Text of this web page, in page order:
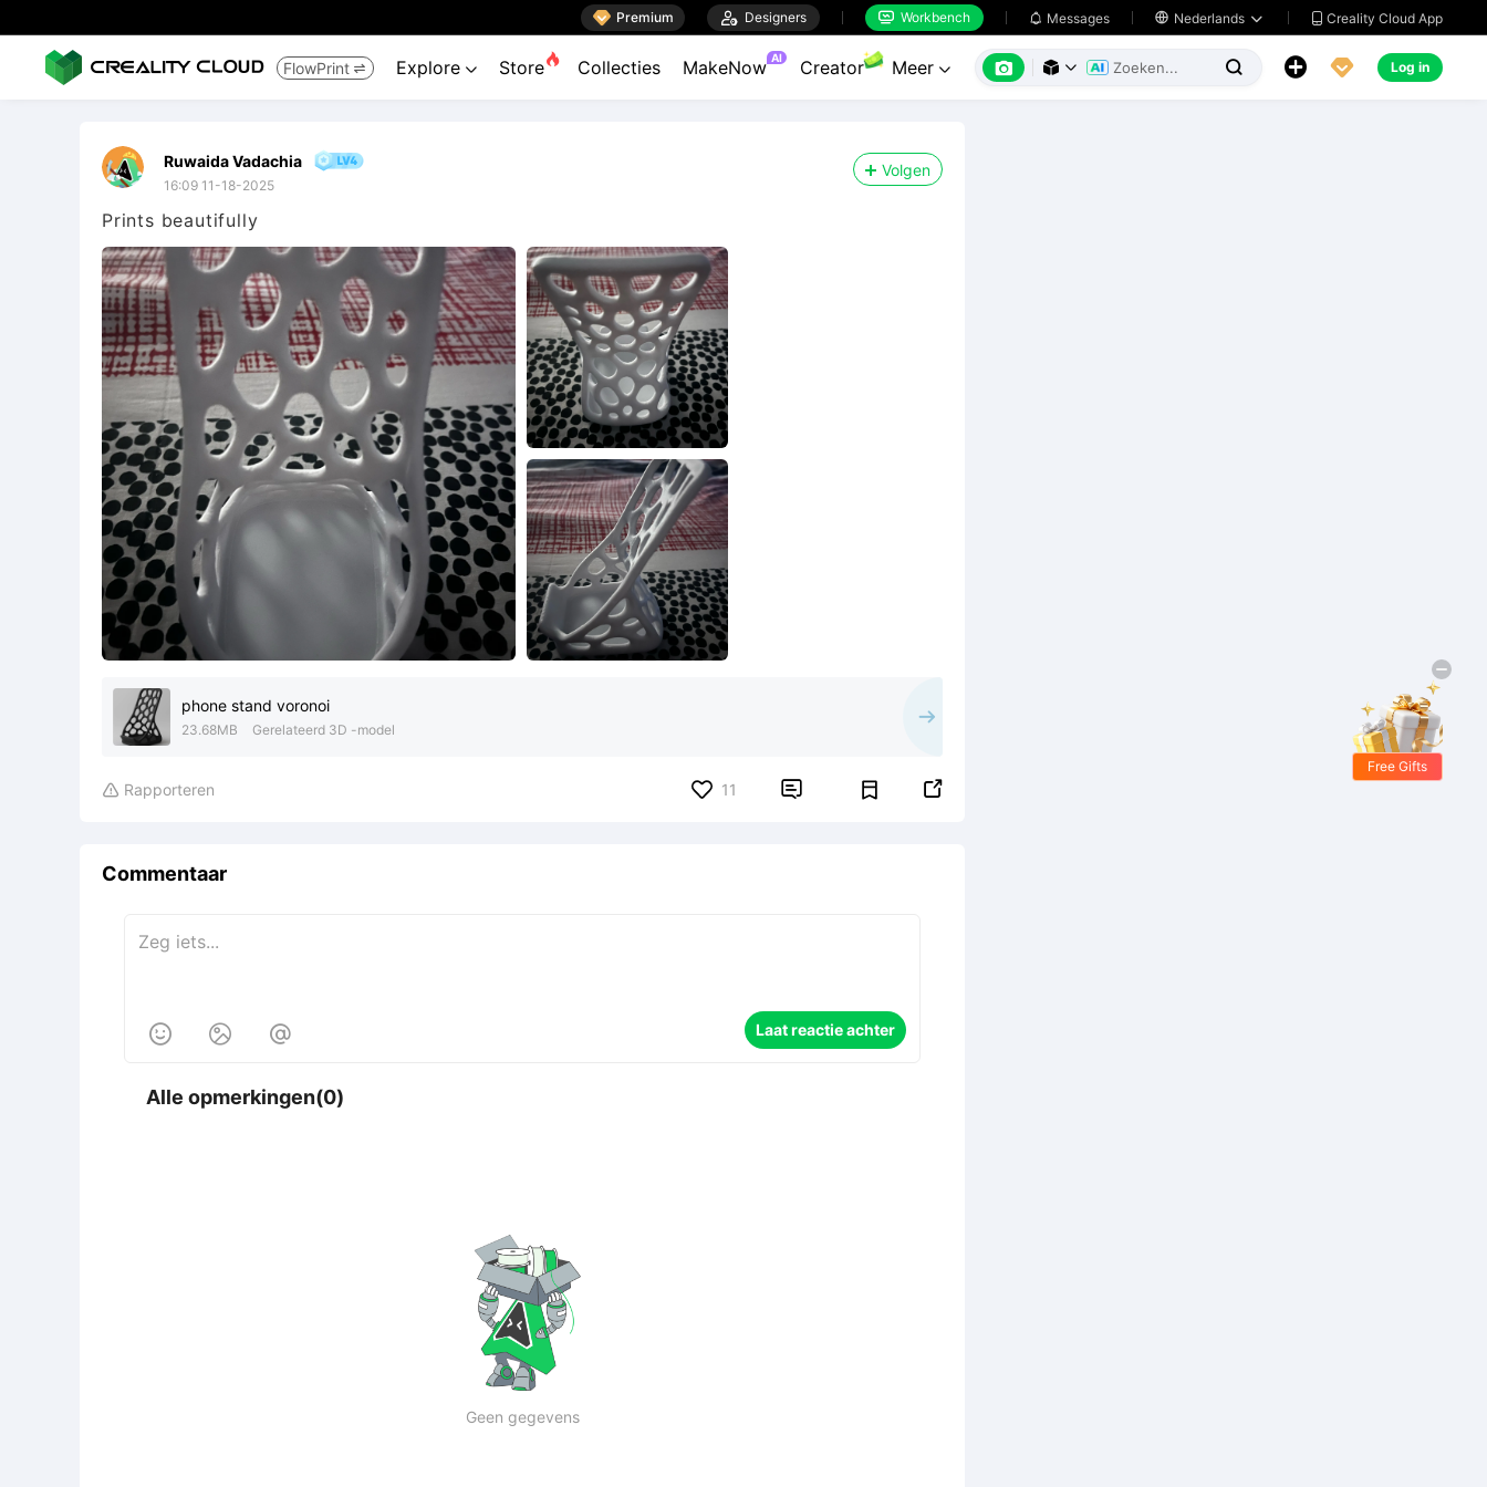
 Premium  Designers  Workbench  Messages  Nederlands   Creality Cloud App
FlowPrint  Explore  Store Collecties MakeNow AI Creator Meer        Log in
Ruwaida Vadachia
16:09 11-18-2025
Volgen
Prints beautifully
phone stand voronoi
23.68MB Gerelateerd 3D -model
 Rapporteren 11  
Commentaar
   Laat reactie achter
Alle opmerkingen(0)
Geen gegevens
Free Gifts